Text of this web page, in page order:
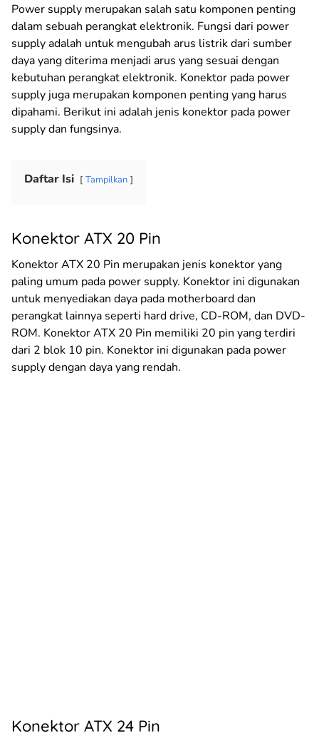
Power supply merupakan salah satu komponen penting
dalam sebuah perangkat elektronik. Fungsi dari power
supply adalah untuk mengubah arus listrik dari sumber
daya yang diterima menjadi arus yang sesuai dengan
kebutuhan perangkat elektronik. Konektor pada power
supply juga merupakan komponen penting yang harus
dipahami. Berikut ini adalah jenis konektor pada power
supply dan fungsinya.
Daftar Isi Tampilkan
Konektor ATX 20 Pin
Konektor ATX 20 Pin merupakan jenis konektor yang
paling umum pada power supply. Konektor ini digunakan
untuk menyediakan daya pada motherboard dan
perangkat lainnya seperti hard drive, CD-ROM, dan DVD-
ROM. Konektor ATX 20 Pin memiliki 20 pin yang terdiri
dari 2 blok 10 pin. Konektor ini digunakan pada power
supply dengan daya yang rendah.
Konektor ATX 24 Pin